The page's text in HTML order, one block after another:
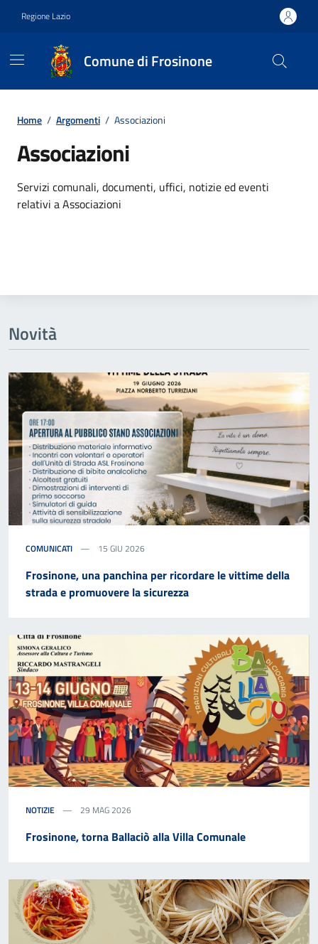
Regione Lazio
Comune di Frosinone
Home / Argomenti / Associazioni
Associazioni
Dettagli dell'argomento
Servizi comunali, documenti, uffici, notizie ed eventi
relativi a Associazioni
Novità
COMUNICATI 15 GIU 2026
Frosinone, una panchina per ricordare le vittime della
strada e promuovere la sicurezza
NOTIZIE 29 MAG 2026
Frosinone, torna Ballaciò alla Villa Comunale